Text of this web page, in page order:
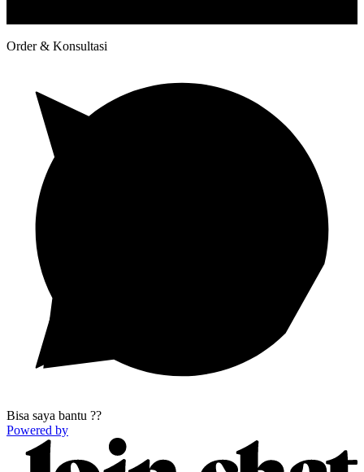
Order & Konsultasi
Bisa saya bantu ??
Powered by